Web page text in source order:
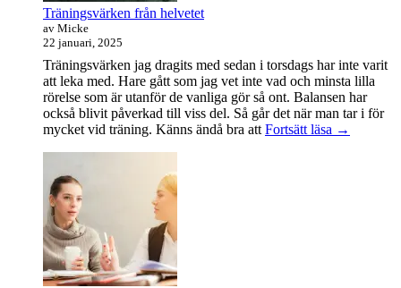
Träningsvärken från helvetet
av Micke
22 januari, 2025
Träningsvärken jag dragits med sedan i torsdags har inte varit
att leka med. Hare gått som jag vet inte vad och minsta lilla
rörelse som är utanför de vanliga gör så ont. Balansen har
också blivit påverkad till viss del. Så går det när man tar i för
mycket vid träning. Känns ändå bra att Fortsätt läsa →